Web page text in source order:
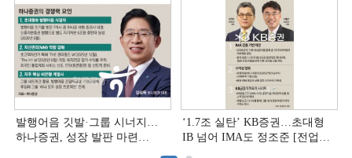
발행어음 깃발·그룹 시너지…
하나증권, 성장 발판 마련
‘1.7조 실탄’ KB증권…초대형
IB 넘어 IMA도 정조준 [전업계